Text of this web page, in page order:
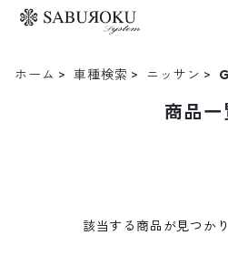
ホーム 車種検索 ニッサン
商品一
該当する商品が見つか